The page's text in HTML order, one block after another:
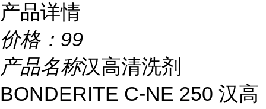
产品详情
价格： 99
产品名称汉高清洗剂
BONDERITE C-NE 250 汉高